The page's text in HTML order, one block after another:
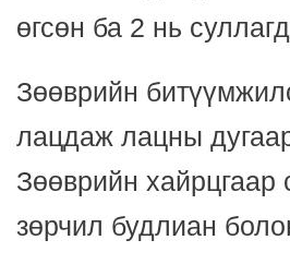
өгсөн ба 2 нь
Зөөврийн
лацдаж лацны
Зөөврийн
зөрчил будлиан